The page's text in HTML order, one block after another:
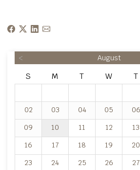
< August
S M T W T
02
03 04 05 06
09
10 11 12 13
16
17 18 19 20
23
24 25 26 27